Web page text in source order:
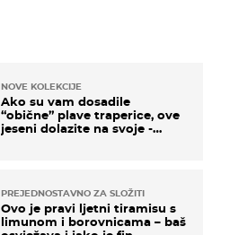
NOVE KOLEKCIJE
Ako su vam dosadile
“obične” plave traperice, ove
jeseni dolazite na svoje -
PREJEDNOSTAVNO ZA SLOŽITI
Ovo je pravi ljetni tiramisu s
limunom i borovnicama – baš